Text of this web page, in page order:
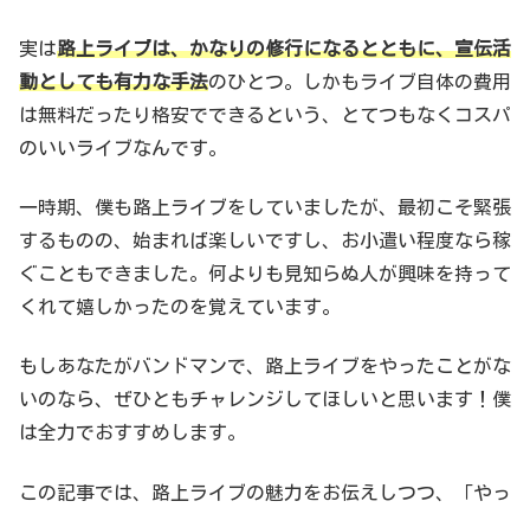
実は路上ライブは、かなりの修行になるとともに、宣伝活
動としても有力な手法のひとつ。しかもライブ自体の費用
は無料だったり格安でできるという、とてつもなくコスパ
のいいライブなんです。
一時期、僕も路上ライブをしていましたが、最初こそ緊張
するものの、始まれば楽しいですし、お小遣い程度なら稼
ぐこともできました。何よりも見知らぬ人が興味を持って
くれて嬉しかったのを覚えています。
もしあなたがバンドマンで、路上ライブをやったことがな
いのなら、ぜひともチャレンジしてほしいと思います！僕
は全力でおすすめします。
この記事では、路上ライブの魅力をお伝えしつつ、「やっ